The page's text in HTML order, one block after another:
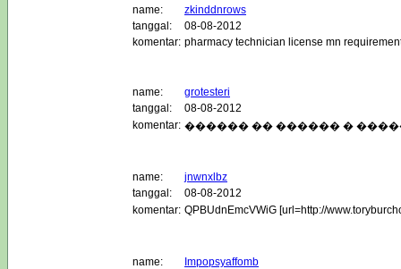
name:
zkinddnrows
tanggal:
08-08-2012
komentar: pharmacy technician license mn
name:
grotesteri
tanggal:
08-08-2012
komentar: ������ �� ������ �
name:
jnwnxlbz
tanggal:
08-08-2012
komentar: QPBUdnEmcVWiG [url=http://
name:
Impopsyaffomb